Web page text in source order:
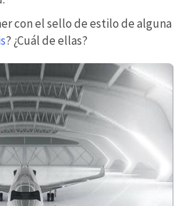
con el sello de estilo de alguna
? ¿Cuál de ellas?